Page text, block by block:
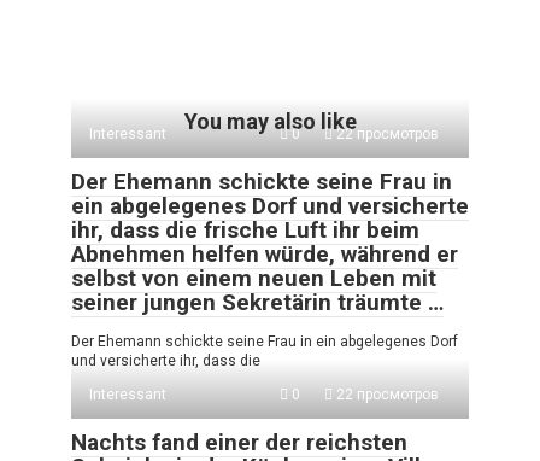
You may also like
Interessant 0 22 просмотров
Der Ehemann schickte seine Frau in
ein abgelegenes Dorf und versicherte
ihr, dass die frische Luft ihr beim
Abnehmen helfen würde, während er
selbst von einem neuen Leben mit
seiner jungen Sekretärin träumte …
Der Ehemann schickte seine Frau in ein abgelegenes Dorf
und versicherte ihr, dass die
Interessant
0 22 просмотров
Nachts fand einer der reichsten